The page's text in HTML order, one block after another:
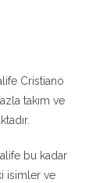
Cristiano
takım ve
bu kadar
isimler ve